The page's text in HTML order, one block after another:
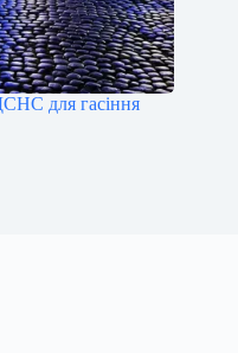
для гасіння